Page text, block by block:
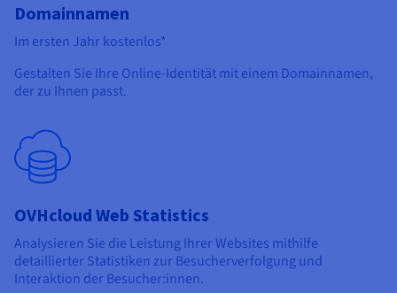
Domainnamen
Im ersten Jahr kostenlos*
Gestalten Sie Ihre Online-Identität mit einem Domainnamen,
der zu Ihnen passt.
OVHcloud Web Statistics
Analysieren Sie die Leistung Ihrer Websites mithilfe
detaillierter Statistiken zur Besucherverfolgung und
Interaktion der Besucher:innen.